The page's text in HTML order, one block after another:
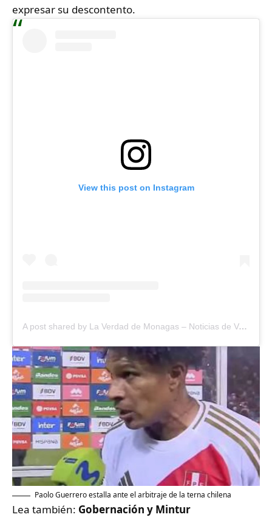
expresar su descontento.
View this post on Instagram
A post shared by La Verdad de Monagas – Noticias de Venezuela + Internacionales (@laverdademonagas)
Paolo Guerrero estalla ante el arbitraje de la terna chilena
Lea también: Gobernación y Mintur